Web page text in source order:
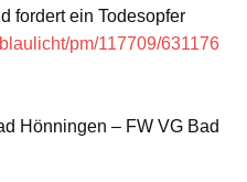
fordert ein Todesopfer
pm/117709/631176
Hönningen – FW VG Bad